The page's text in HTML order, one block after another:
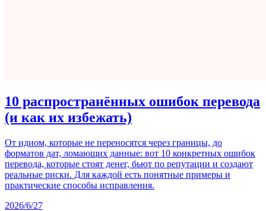
10 распространённых ошибок перевода
(и как их избежать)
От идиом, которые не переносятся через границы, до
форматов дат, ломающих данные: вот 10 конкретных ошибок
перевода, которые стоят денег, бьют по репутации и создают
реальные риски. Для каждой есть понятные примеры и
практические способы исправления.
2026/6/27